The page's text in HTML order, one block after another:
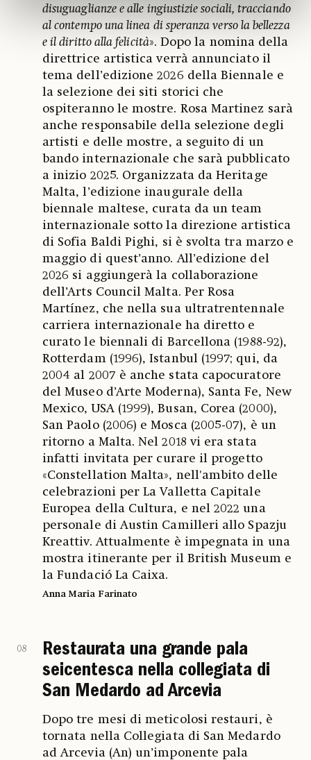
disuguaglianze e alle ingiustizie sociali, tracciando
al contempo una linea di speranza verso la bellezza
e il diritto alla felicità». Dopo la nomina della
direttrice artistica verrà annunciato il
tema dell’edizione 2026 della Biennale e
la selezione dei siti storici che
ospiteranno le mostre. Rosa Martinez sarà
anche responsabile della selezione degli
artisti e delle mostre, a seguito di un
bando internazionale che sarà pubblicato
a inizio 2025. Organizzata da Heritage
Malta, l’edizione inaugurale della
biennale maltese, curata da un team
internazionale sotto la direzione artistica
di Sofia Baldi Pighi, si è svolta tra marzo e
maggio di quest’anno. All’edizione del
2026 si aggiungerà la collaborazione
dell’Arts Council Malta. Per Rosa
Martínez, che nella sua ultratrentennale
carriera internazionale ha diretto e
curato le biennali di Barcellona (1988-92),
Rotterdam (1996), Istanbul (1997; qui, da
2004 al 2007 è anche stata capocuratore
del Museo d’Arte Moderna), Santa Fe, New
Mexico, USA (1999), Busan, Corea (2000),
San Paolo (2006) e Mosca (2005-07), è un
ritorno a Malta. Nel 2018 vi era stata
infatti invitata per curare il progetto
«Constellation Malta», nell'ambito delle
celebrazioni per La Valletta Capitale
Europea della Cultura, e nel 2022 una
personale di Austin Camilleri allo Spazju
Kreattiv. Attualmente è impegnata in una
mostra itinerante per il British Museum e
la Fundació La Caixa.
Anna Maria Farinato
08
Restaurata una grande pala
seicentesca nella collegiata di
San Medardo ad Arcevia
Dopo tre mesi di meticolosi restauri, è
tornata nella Collegiata di San Medardo
ad Arcevia (An) un’imponente pala